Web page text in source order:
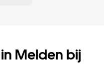
Melden bij